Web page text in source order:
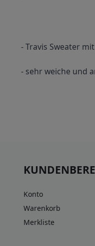
- Travis Sweater
- sehr weiche und
Konto
Warenkorb
Merkliste